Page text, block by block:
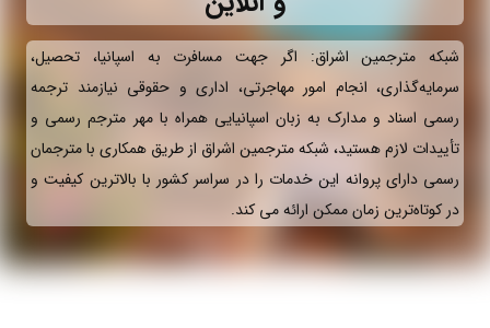
شبکه مترجمین اشراق: اگر جهت مسافرت به اسپانیا، تحصیل،
سرمایه‌گذاری، انجام امور مهاجرتی، اداری و حقوقی نیازمند ترجمه
رسمی اسناد و مدارک به زبان اسپانیایی همراه با مهر مترجم رسمی و
تأییدات لازم هستید، شبکه مترجمین اشراق از طریق همکاری با مترجمان
رسمی دارای پروانه این خدمات را در سراسر کشور با بالاترین کیفیت و
در کوتاه‌ترین زمان ممکن ارائه می‌ کند.